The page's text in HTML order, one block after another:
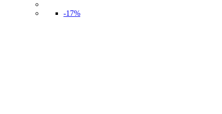
-17%